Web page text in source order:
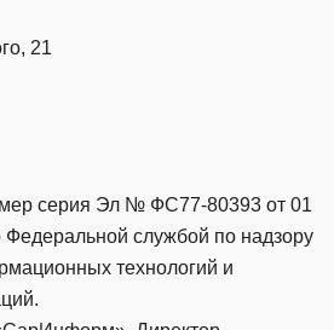
21
серия Эл № ФС77-80393 от 01
Федеральной службой по надзору
технологий и